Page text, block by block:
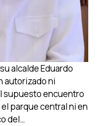
alcalde Eduardo
autorizado ni
supuesto encuentro
parque central ni en
del…